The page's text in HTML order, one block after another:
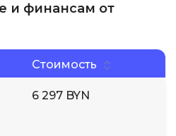
и финансам от
Стоимость
6 297 BYN